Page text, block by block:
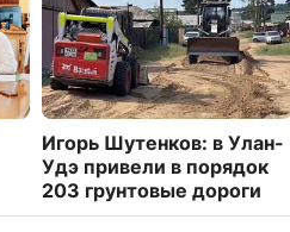
Игорь Шутенков: в Улан-
Удэ привели в порядок
203 грунтовые дороги